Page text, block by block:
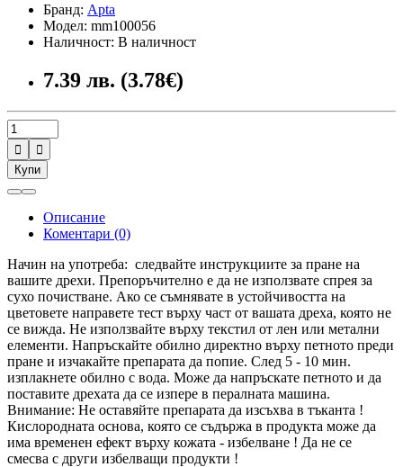
Бранд: Apta
Модел: mm100056
Наличност: В наличност
7.39 лв. (3.78€)


Купи
Описание
Коментари (0)
Начин на употреба: следвайте инструкциите за пране на
вашите дрехи. Препоръчително е да не използвате спрея за
сухо почистване. Ако се съмнявате в устойчивостта на
цветовете направете тест върху част от вашата дреха, която не
се вижда. Не използвайте върху текстил от лен или метални
елементи. Напръскайте обилно директно върху петното преди
пране и изчакайте препарата да попие. След 5 - 10 мин.
изплакнете обилно с вода. Може да напръскате петното и да
поставите дрехата да се изпере в пералната машина.
Внимание: Не оставяйте препарата да изсъхва в тъканта !
Кислородната основа, която се съдържа в продукта може да
има временен ефект върху кожата - избелване ! Да не се
смесва с други избелващи продукти !